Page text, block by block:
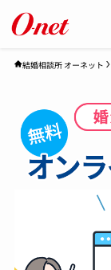
結婚相談所 オーネット